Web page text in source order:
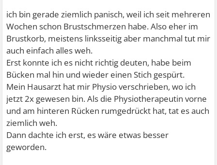
ich bin gerade ziemlich panisch, weil ich seit mehreren
Wochen schon Brustschmerzen habe. Also eher im
Brustkorb, meistens linksseitig aber manchmal tut mir
auch einfach alles weh.
Erst konnte ich es nicht richtig deuten, habe beim
Bücken mal hin und wieder einen Stich gespürt.
Mein Hausarzt hat mir Physio verschrieben, wo ich
jetzt 2x gewesen bin. Als die Physiotherapeutin vorne
und am hinteren Rücken rumgedrückt hat, tat es auch
ziemlich weh.
Dann dachte ich erst, es wäre etwas besser
geworden.